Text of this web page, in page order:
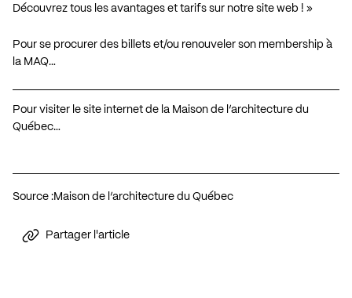
Découvrez tous les avantages et tarifs sur notre site web ! »
Pour se procurer des billets et/ou renouveler son membership à
la MAQ…
Pour visiter le site internet de la Maison de l’architecture du
Québec…
Source :Maison de l’architecture du Québec
Partager l'article